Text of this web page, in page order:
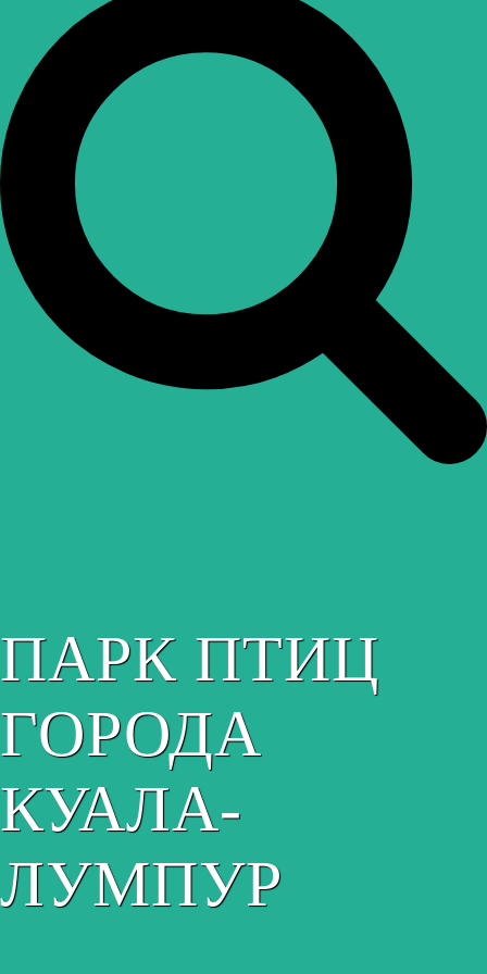
ПАРК ПТИЦ
ГОРОДА
КУАЛА-
ЛУМПУР